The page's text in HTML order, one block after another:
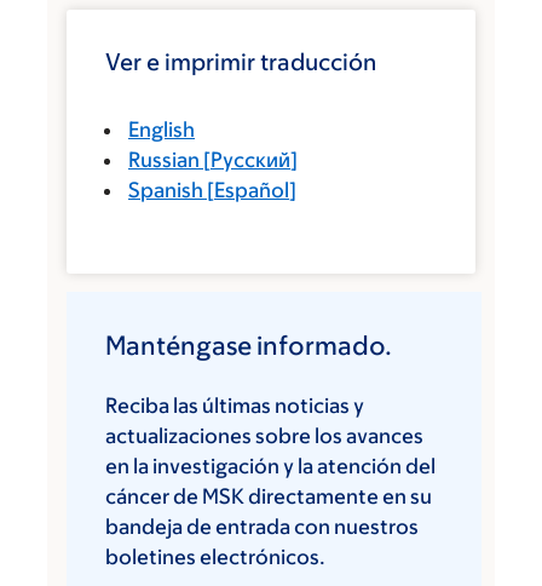
Ver e imprimir traducción
English
Russian [Русский]
Spanish [Español]
Manténgase informado.
Reciba las últimas noticias y
actualizaciones sobre los avances
en la investigación y la atención del
cáncer de MSK directamente en su
bandeja de entrada con nuestros
boletines electrónicos.